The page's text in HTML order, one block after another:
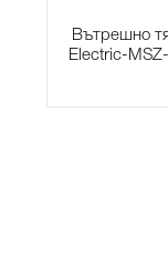
Вътрешно
Electric-